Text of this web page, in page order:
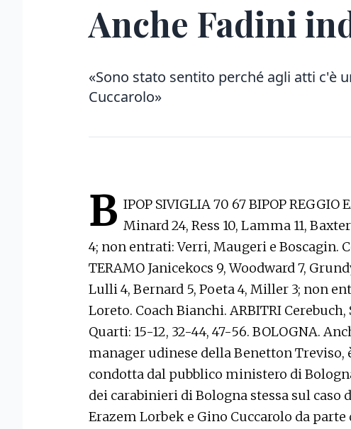
Anche Fadini
«Sono stato sentito perché agli atti c'è
Cuccarolo»
B IPOP SIVIGLIA 70 67 BIPOP REGGIO
Minard 24, Ress 10, Lamma 11,
4; non entrati: Verri, Maugeri e Boscagin.
TERAMO Janicekocs 9, Woodward 7,
Lulli 4, Bernard 5, Poeta 4, Miller 3; non
Loreto. Coach Bianchi. ARBITRI
Quarti: 15-12, 32-44, 47-56. BOLOGNA.
manager udinese della Benetton
condotta dal pubblico ministero di
dei carabinieri di Bologna stessa sul
Erazem Lorbek e Gino Cuccarolo da